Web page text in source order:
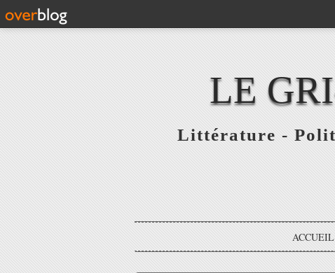
LE
Littérature -
ACCUEIL